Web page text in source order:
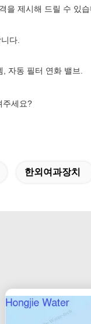
을 제시해 드릴 수 있습
다.
자동 필터 연화 밸브.
주세요?
한외여과장치